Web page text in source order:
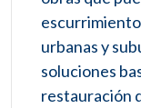
escurrimiento
urbanas y
soluciones
restauración